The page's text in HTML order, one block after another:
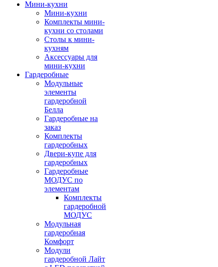
Мини-кухни
Мини-кухни
Комплекты мини-
кухни со столами
Столы к мини-
кухням
Аксессуары для
мини-кухни
Гардеробные
Модульные
элементы
гардеробной
Белла
Гардеробные на
заказ
Комплекты
гардеробных
Двери-купе для
гардеробных
Гардеробные
МОДУС по
элементам
Комплекты
гардеробной
МОДУС
Модульная
гардеробная
Комфорт
Модули
гардеробной Лайт